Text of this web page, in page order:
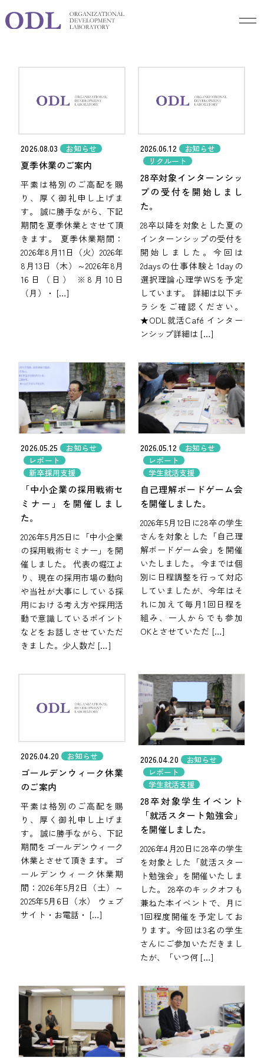
Blog ブログ
2026.08.03 お知らせ
夏季休業のご案内
平素は格別のご高配を賜
り、厚く御礼申し上げま
す。 誠に勝手ながら、下記
期間を夏季休業とさせて頂
きます。 夏季休業期間：
2026年8月11日（火）2026年
8月13日（木）～2026年8月
16日（日） ※8月10日
（月）・ […]
2026.06.12
お知らせ
リクルート
28卒対象インターンシッ
プの受付を開始しまし
た。
28卒以降を対象とした夏の
インターンシップの受付を
開始しました。今回は
2daysの仕事体験と1dayの
選択理論心理学WSを予定
しています。 詳細は以下チ
ラシをご確認ください。
★ODL就活Café インター
ンシップ詳細は […]
2026.05.25 お知らせ
レポート
新卒採用支援
「中小企業の採用戦術セ
ミナー」を開催しまし
た。
2026年5月25日に「中小企業
の採用戦術セミナー」を開
催しました。 代表の堀江よ
り、現在の採用市場の動向
や当社が大事にしている採
用における考え方や採用活
動で意識しているポイント
などをお話しさせていただ
きました。少人数だ […]
2026.05.12
お知らせ
レポート
学生就活支援
自己理解ボードゲーム会
を開催しました。
2026年5月12日に28卒の学生
さんを対象とした「自己理
解ボードゲーム会」を開催
いたしました。 今までは個
別に日程調整を行って対応
していましたが、今年はそ
れに加えて毎月1回日程を
組み、一人からでも参加
OKとさせていただ […]
2026.04.20 お知らせ
ゴールデンウィーク休業
のご案内
平素は格別のご高配を賜
り、厚く御礼申し上げま
す。 誠に勝手ながら、下記
期間をゴールデンウィーク
休業とさせて頂きます。 ゴ
ールデンウィーク休業期
間：2026年5月2日（土）～
2025年5月6日（水） ウェブ
サイト・お電話・ […]
2026.04.20
お知らせ
レポート
学生就活支援
28卒対象学生イベント
「就活スタート勉強会」
を開催しました。
2026年4月20日に28卒の学生
を対象とした「就活スター
ト勉強会」を開催いたしま
した。 28卒のキックオフも
兼ねた本イベントで、月に
1回程度開催を予定してお
ります。今回は3名の学生
さんにご参加いただきまし
たが、「いつ何 […]